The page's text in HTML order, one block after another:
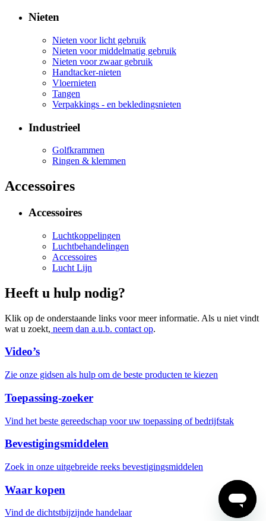
Nieten
Nieten voor licht gebruik
Nieten voor middelmatig gebruik
Nieten voor zwaar gebruik
Handtacker-nieten
Vloernieten
Tangen
Verpakkings - en bekledingsnieten
Industrieel
Golfkrammen
Ringen & klemmen
Accessoires
Accessoires
Luchtkoppelingen
Luchtbehandelingen
Accessoires
Lucht Lijn
Heeft u hulp nodig?
Klik op de onderstaande links voor meer informatie. Als u niet vindt
wat u zoekt, neem dan a.u.b. contact op.
Video’s
Zie onze gidsen als hulp om de beste producten te kiezen
Toepassing-zoeker
Vind het beste gereedschap voor uw toepassing of bedrijfstak
Bevestigingsmiddelen
Zoek in onze uitgebreide reeks bevestigingsmiddelen
Waar kopen
Vind de dichtstbijzijnde handelaar